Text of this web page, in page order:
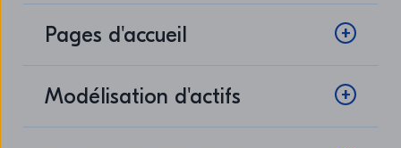
Pages d'accueil
Modélisation d'actifs